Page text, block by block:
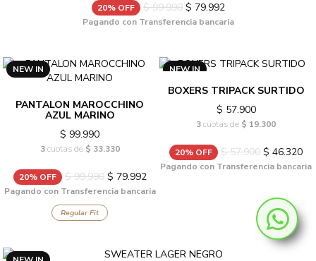
20% OFF $ 99.990$ 79.992
Pagando con Transferencia bancaria
NEW IN
PANTALON MAROCCHINO
AZUL MARINO
$ 99.990
3cuotas de $ 33.330
20% OFF $ 99.990$ 79.992
Pagando con Transferencia bancaria
Regular Fit
NEW IN
BOXERS TRIPACK SURTIDO
$ 57.900
3cuotas de $ 19.300
20% OFF $ 57.900 $ 46.320
Pagando con Transferencia bancaria